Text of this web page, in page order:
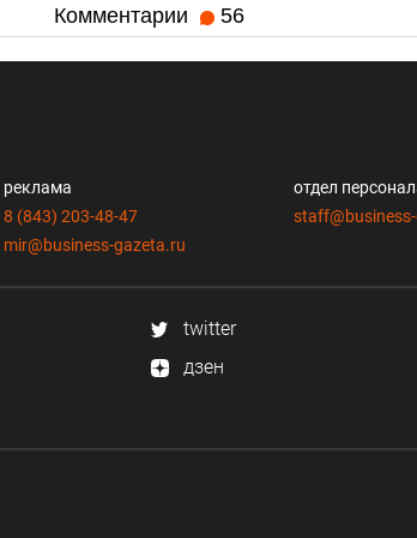
Комментарии 56
реклама
8 (843) 203-48-47
mir@business-gazeta.ru
отдел
twitter
дзен